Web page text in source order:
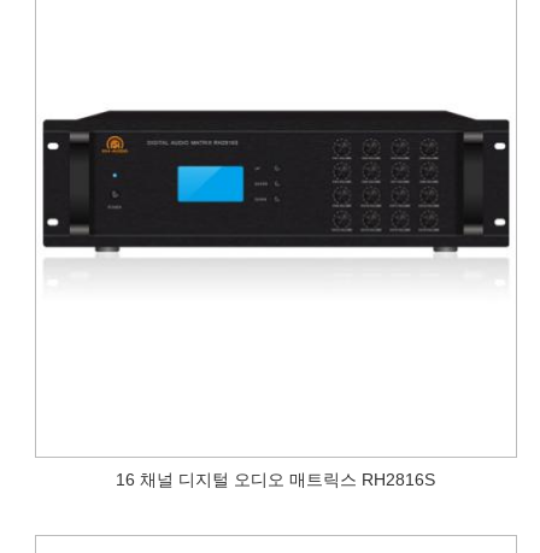
16 채널 디지털 오디오 매트릭스 RH2816S